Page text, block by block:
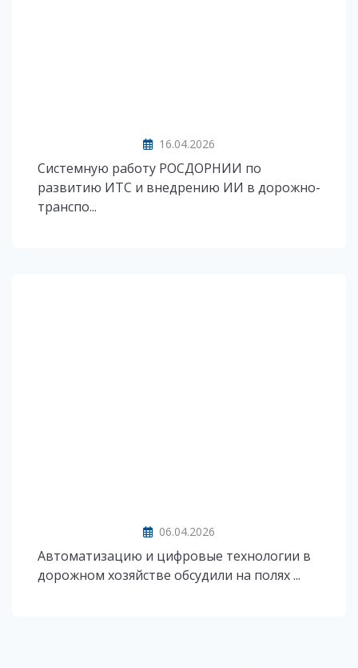
16.04.2026
Системную работу РОСДОРНИИ по
развитию ИТС и внедрению ИИ в дорожно-
транспо...
06.04.2026
Автоматизацию и цифровые технологии в
дорожном хозяйстве обсудили на полях ...